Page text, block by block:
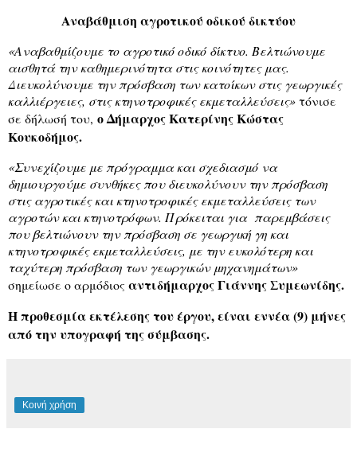
Αναβάθμιση αγροτικού οδικού δικτύου
«Αναβαθμίζουμε το αγροτικό οδικό δίκτυο. Βελτιώνουμε
αισθητά την καθημερινότητα στις κοινότητες μας.
Διευκολύνουμε την πρόσβαση των κατοίκων στις γεωργικές
καλλιέργειες, στις κτηνοτροφικές εκμεταλλεύσεις»τόνισε
σε δήλωσή του, ο Δήμαρχος Κατερίνης Κώστας
Κουκοδήμος.
«Συνεχίζουμε με πρόγραμμα και σχεδιασμό να
δημιουργούμε συνθήκες που διευκολύνουν την πρόσβαση
στις αγροτικές και κτηνοτροφικές εκμεταλλεύσεις των
αγροτών και κτηνοτρόφων. Πρόκειται για παρεμβάσεις
που βελτιώνουν την πρόσβαση σε γεωργική γη και
κτηνοτροφικές εκμεταλλεύσεις, με την ευκολότερη και
ταχύτερη πρόσβαση των γεωργικών μηχανημάτων»
σημείωσε ο αρμόδιος αντιδήμαρχος Γιάννης Συμεωνίδης.
Η προθεσμία εκτέλεσης του έργου, είναι εννέα (9) μήνες
από την υπογραφή της σύμβασης.
Κοινή χρήση